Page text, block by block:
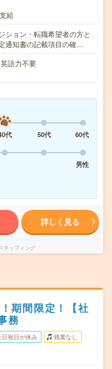
給
ション・転職希望者の方と
通知書の記載項目の確…
語力不要
代 50代
60代
男性
詳しく見る
タッフィング
期間限定！【社
務
日祝日が休み 残業なし